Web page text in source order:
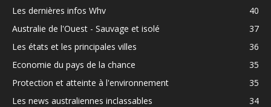
Les dernières infos Whv
40
Australie de l'Ouest - Sauvage et isolé
37
Les états et les principales villes
36
Economie du pays de la chance
35
Protection et atteinte à l'environnement
35
Les news australiennes inclassables
34